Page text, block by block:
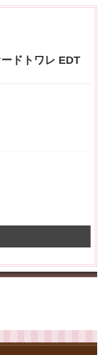
ドトワレ EDT